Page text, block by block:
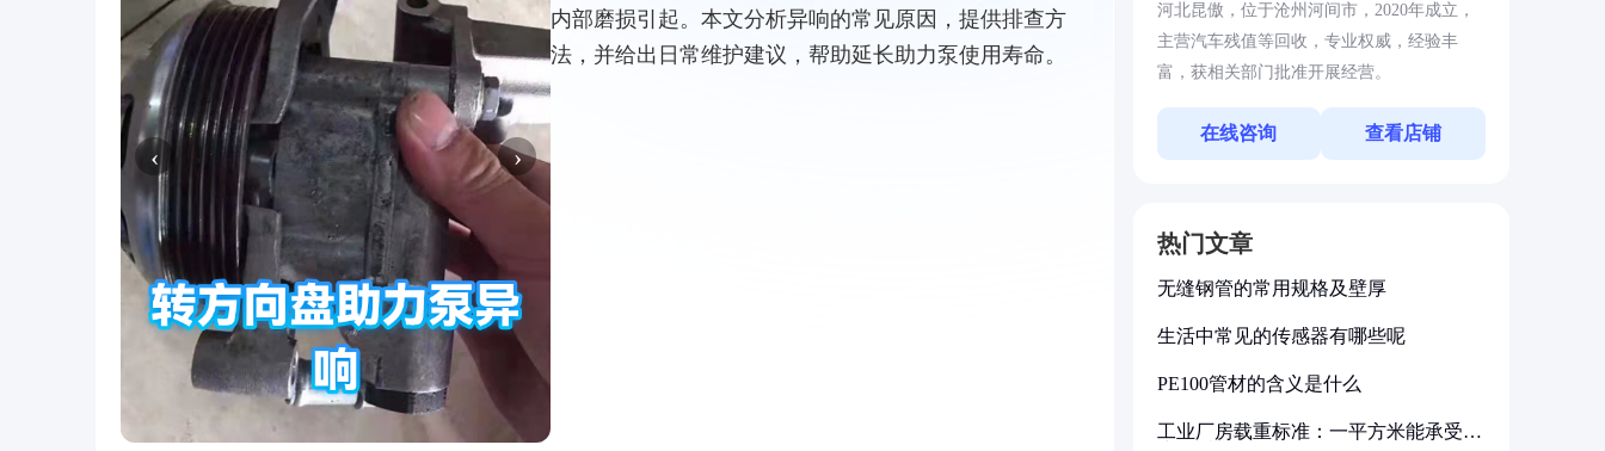
‹ ›
内部磨损引起。本文分析异响的常见原因，提供排查方
法，并给出日常维护建议，帮助延长助力泵使用寿命。
河北昆傲，位于沧州河间市，2020年成立，
主营汽车残值等回收，专业权威，经验丰
富，获相关部门批准开展经营。
在线咨询 查看店铺
热门文章
无缝钢管的常用规格及壁厚
生活中常见的传感器有哪些呢
PE100管材的含义是什么
工业厂房载重标准：一平方米能承受多